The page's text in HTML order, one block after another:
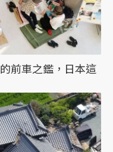
前車之鑑，日本這